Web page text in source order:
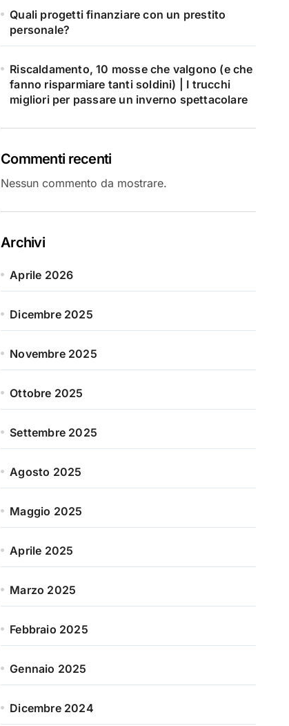
Quali progetti finanziare con un prestito
personale?
Riscaldamento, 10 mosse che valgono (e che
fanno risparmiare tanti soldini) | I trucchi
migliori per passare un inverno spettacolare
Commenti recenti
Nessun commento da mostrare.
Archivi
Aprile 2026
Dicembre 2025
Novembre 2025
Ottobre 2025
Settembre 2025
Agosto 2025
Maggio 2025
Aprile 2025
Marzo 2025
Febbraio 2025
Gennaio 2025
Dicembre 2024